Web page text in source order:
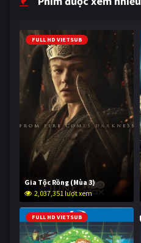
FULL HD VIETSUB
Gia Tộc Rồng (Mùa 3)
2,037,351 lượt xem
FULL HD VIETSUB